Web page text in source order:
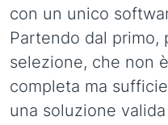
con un unico
Partendo dal primo,
selezione, che non
completa ma
una soluzione